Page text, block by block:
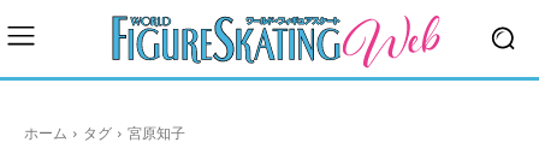
ホーム タグ 宮原知子